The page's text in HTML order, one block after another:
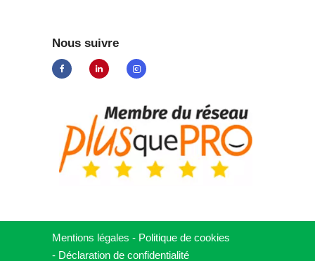
Nous suivre
Mentions légales - Politique de cookies
- Déclaration de confidentialité